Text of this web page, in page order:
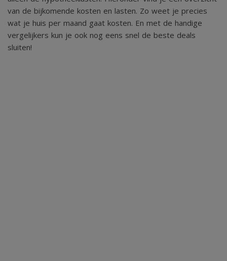
van de bijkomende kosten en lasten. Zo weet je precies
wat je huis per maand gaat kosten. En met de handige
vergelijkers kun je ook nog eens snel de beste deals
sluiten!